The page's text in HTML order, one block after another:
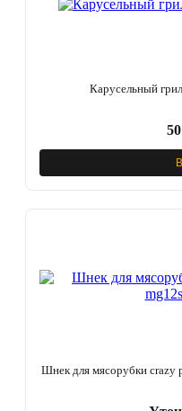
Карусельный
Шнек для мясорубки crazy